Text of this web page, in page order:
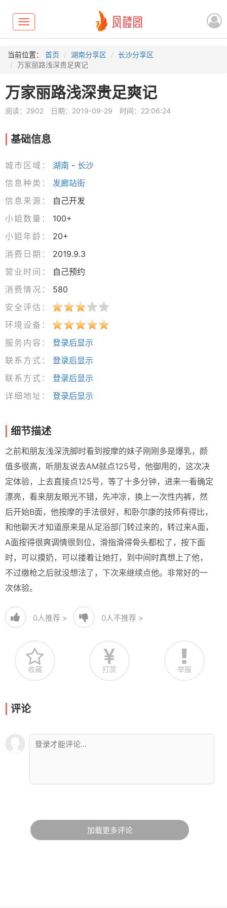
Toggle
navigation
当前位置： 首页 湖南分享区
长沙分享区
万家丽路浅深贵足爽记
万家丽路浅深贵足爽记
阅读：2902 日期：2019-09-29 时间：22:06:24
基础信息
城市区域： 湖南 - 长沙
信息种类：
发廊站街
信息来源：
自己开发
小姐数量：
100+
小姐年龄：
20+
消费日期：
2019.9.3
营业时间：
自己预约
消费情况：
580
安全评估：
环境设备：
服务内容：
登录后显示
联系方式：
登录后显示
联系方式：
登录后显示
详细地址：
登录后显示
细节描述
之前和朋友浅深洗脚时看到按摩的妹子刚刚多是爆乳，颜
值多很高，听朋友说去AM就点125号，他御用的，这次决
定体验，上去直接点125号，等了十多分钟，进来一看确定
漂亮，看来朋友眼光不错，先冲凉，换上一次性内裤，然
后开始B面，他按摩的手法很好，和卧尔康的技师有得比，
和他聊天才知道原来是从足浴部门转过来的，转过来A面，
A面按得很爽调情很到位，滑指滑得骨头都松了，按下面
时，可以摸奶，可以搂着让她打，到中间时真想上了他，
不过缴枪之后就没想法了，下次来继续点他。非常好的一
次体验。
0人推荐 > 0人不推荐 >
收藏 打赏 举报
评论
加载更多评论